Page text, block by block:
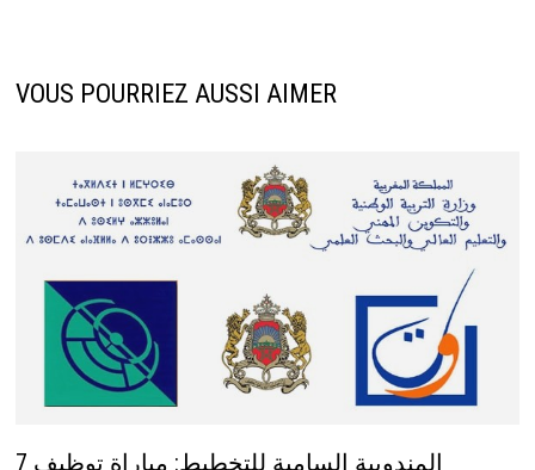
VOUS POURRIEZ AUSSI AIMER
المندوبية السامية للتخطيط: مباراة توظيف 7